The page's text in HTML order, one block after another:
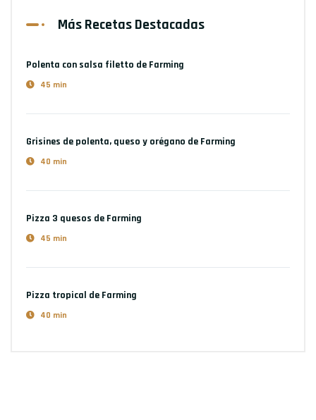
Más Recetas Destacadas
Polenta con salsa filetto de Farming
45 min
Grisines de polenta, queso y orégano de Farming
40 min
Pizza 3 quesos de Farming
45 min
Pizza tropical de Farming
40 min